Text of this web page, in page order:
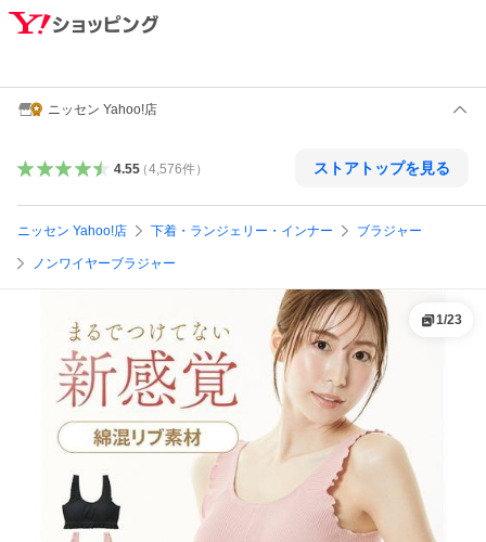
ニッセン Yahoo!店
4.55（4,576件） ストアトップを見る
ニッセン Yahoo!店 下着・ランジェリー・インナー ブラジャー
ノンワイヤーブラジャー
1/23